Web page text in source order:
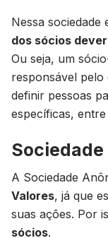
Nessa sociedade
dos sócios
Ou seja, um
responsável pelo
definir pessoas
específicas,
A Sociedade
Valores, já que
suas ações. Por
sócios.